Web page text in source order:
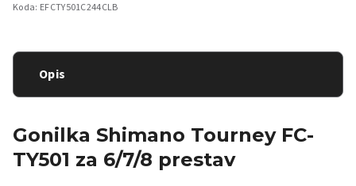
Koda: EFCTY501C244CLB
Opis
Gonilka Shimano Tourney FC-
TY501 za 6/7/8 prestav